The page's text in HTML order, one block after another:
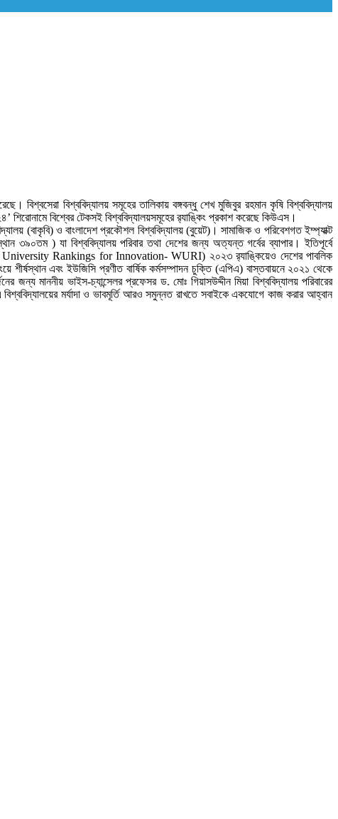
বিশ্বসেরা বিশ্ববিদ্যালয় সমূহের তালিকায় বঙ্গবন্ধু শেখ মুজিবুর রহমান কৃষি বিশ্ববিদ্যালয়
শিরোনামে বিশ্বের টেকসই বিশ্ববিদ্যালয়সমূহের র‌্যাঙ্কিং প্রকাশ করেছে কিউএস।
(বাকৃবি) ও বাংলাদেশ প্রকৌশল বিশ্ববিদ্যালয় (বুয়েট)। সামাজিক ও পরিবেশগত ইম্প্যাক্ট
৩৯০তম ) যা বিশ্ববিদ্যালয় পরিবার তথা দেশের জন্য অত্যন্ত গর্বের ব্যাপার। ইতিপূর্বে
University Rankings for Innovation- WURI) ২০২৩ র‌্যাঙ্কিয়েও দেশের পাবলিক
শীর্ষস্থান এবং ইউজিসি প্রণীত বার্ষিক কর্মসম্পাদন চুক্তি (এপিএ) বাস্তবায়নে ২০২১ থেকে
মাননীয় ভাইস-চ্যান্সেলর প্রফেসর ড. মোঃ গিয়াসউদ্দীন মিয়া বিশ্ববিদ্যালয় পরিবারের
মর্যাদা ও ভাবমূর্তি আরও সমুন্নত রাখতে সবাইকে একযোগে কাজ করার আহ্বান